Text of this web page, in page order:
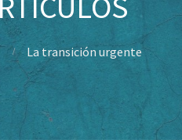
La transición urgente